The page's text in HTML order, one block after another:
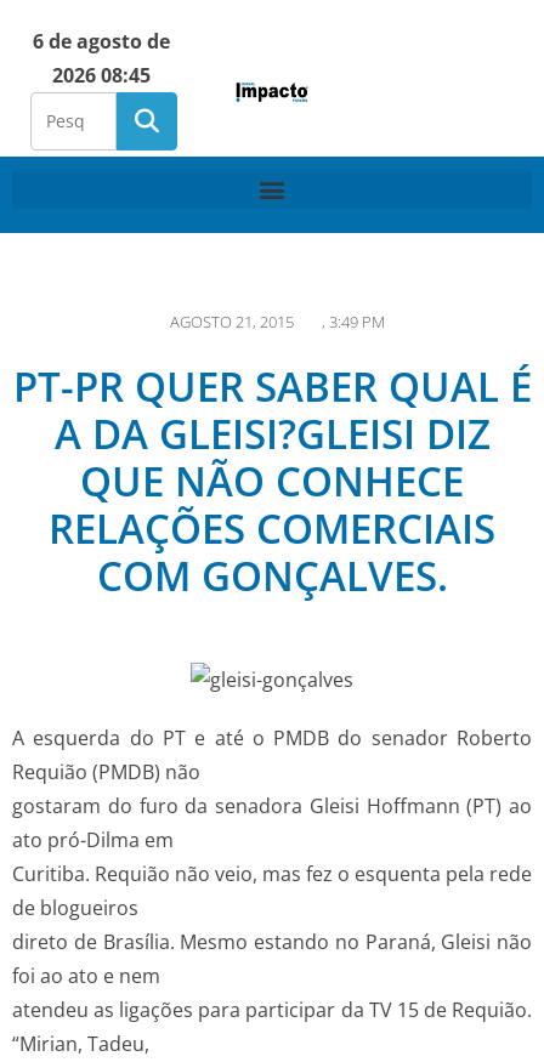
6 de agosto de
2026 08:45
AGOSTO 21, 2015 , 3:49 PM
PT-PR QUER SABER QUAL É
A DA GLEISI?GLEISI DIZ
QUE NÃO CONHECE
RELAÇÕES COMERCIAIS
COM GONÇALVES.
A esquerda do PT e até o PMDB do senador Roberto
Requião (PMDB) não
gostaram do furo da senadora Gleisi Hoffmann (PT) ao
ato pró-Dilma em
Curitiba. Requião não veio, mas fez o esquenta pela rede
de blogueiros
direto de Brasília. Mesmo estando no Paraná, Gleisi não
foi ao ato e nem
atendeu as ligações para participar da TV 15 de Requião.
“Mirian, Tadeu,